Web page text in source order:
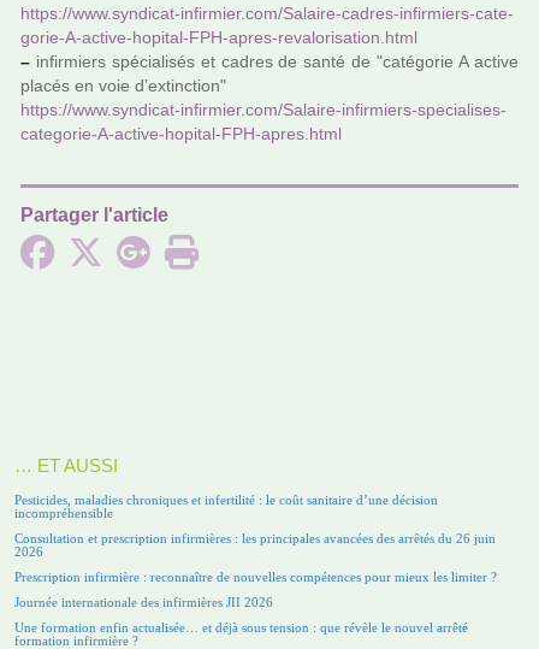
https://www.syn­di­cat-infir­mier.com/Salaire-cadres-infir­miers-cate­
go­rie-A-active-hopi­tal-FPH-apres-reva­lo­ri­sa­tion.html
– infir­­miers spé­­cia­­li­­sés et cadres de santé de "caté­­go­­rie A active
placés en voie d’extinc­­tion"
https://www.syn­di­cat-infir­mier.com/Salaire-infir­miers-spe­cia­li­ses-
cate­go­rie-A-active-hopi­tal-FPH-apres.html
Partager l'article
… ET AUSSI
Pesticides, maladies chroniques et infertilité : le coût sanitaire d’une décision
incompréhensible
Consultation et prescription infirmières : les principales avancées des arrêtés du 26 juin
2026
Prescription infirmière : reconnaître de nouvelles compétences pour mieux les limiter ?
Journée internationale des infirmières JII 2026
Une formation enfin actualisée… et déjà sous tension : que révèle le nouvel arrêté
formation infirmière ?